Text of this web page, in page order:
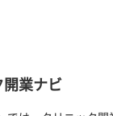
開業ナビ